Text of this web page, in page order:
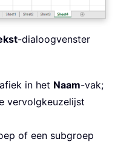
-dialoogvenster
in het Naam-vak;
vervolgkeuzelijst
of een subgroep